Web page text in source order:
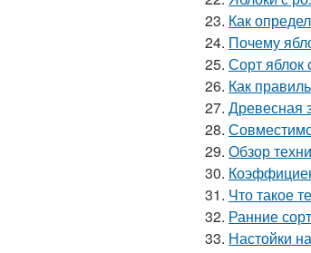
23. Как
24. Почему
25. Сорт яблок
26. Как
27. Древесная
28.
29. Обзор
30.
31. Что такое
32. Ранние
33. Настойки